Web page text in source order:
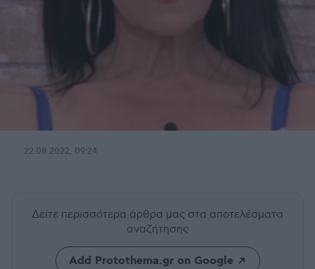
22.08.2022, 09:24
Δείτε περισσότερα άρθρα μας στα αποτελέσματα
αναζήτησης
Add Protothema.gr on Google